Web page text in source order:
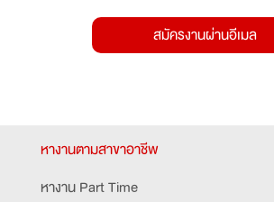
สมัครงานผ่านอีเมล
หางานตามสาขาอาชีพ
หางาน Part Time